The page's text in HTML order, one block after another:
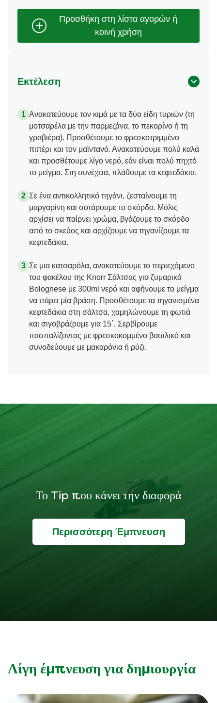
Εκτέλεση
Ανακατεύουμε τον κιμά με τα δύο είδη τυριών (τη
μοτσαρέλα με την παρμεζάνα, το πεκορίνο ή τη
γραβιέρα). Προσθέτουμε το φρεσκοτριμμένο
πιπέρι και τον μαϊντανό. Ανακατεύουμε πολύ καλά
και προσθέτουμε λίγο νερό, εάν είναι πολύ πηχτό
το μείγμα. Στη συνέχεια, πλάθουμε τα κεφτεδάκια.
Σε ένα αντικολλητικό τηγάνι, ζεσταίνουμε τη
μαργαρίνη και σοτάρουμε το σκόρδο. Μόλις
αρχίσει να παίρνει χρώμα, βγάζουμε το σκόρδο
από το σκεύος και αρχίζουμε να τηγανίζουμε τα
κεφτεδάκια.
Σε μια κατσαρόλα, ανακατεύουμε το περιεχόμενο
του φακέλου της Knorr Σάλτσας για ζυμαρικά
Bolognese με 300ml νερό και αφήνουμε το μείγμα
να πάρει μία βράση. Προσθέτουμε τα τηγανισμένα
κεφτεδάκια στη σάλτσα, χαμηλώνουμε τη φωτιά
και σιγοβράζουμε για 15΄. Σερβίρουμε
πασπαλίζοντας με φρεσκοκομμένο βασιλικό και
συνοδεύουμε με μακαρόνια ή ρύζι.
Το Tip που κάνει την διαφορά
Περισσότερη Έμπνευση
Λίγη έμπνευση για δημιουργία